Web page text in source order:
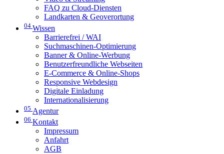
FAQ zu Cloud-Diensten
Landkarten & Geoverortung
04 Wissen
Barrierefrei / WAI
Suchmaschinen-Optimierung
Banner & Online-Werbung
Benutzerfreundliche Webseiten
E-Commerce & Online-Shops
Responsive Webdesign
Digitale Einladung
Internationalisierung
05 Agentur
06 Kontakt
Impressum
Anfahrt
AGB